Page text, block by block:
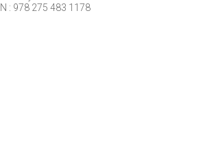
: 978 275 483 1178